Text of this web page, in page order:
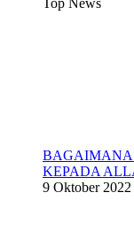
BAGAIMANA
KEPADA
9 Oktober 2022